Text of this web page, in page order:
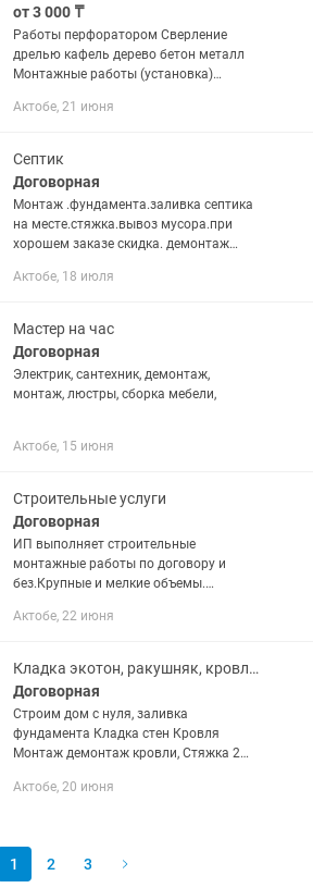
от 3 000 ₸
Работы перфоратором Сверление
дрелью кафель дерево бетон металл
Монтажные работы (установка)
Также услуг... Сантехн... Электр... Опыт
Актобе, 21 июня
Септик
Договорная
Монтаж .фундамента.заливка септика
на месте.стяжка.вывоз мусора.при
хорошем заказе скидка. демонтаж
мусора.мы можем выполнить работу с
Актобе, 18 июля
Мастер на час
Договорная
Электрик, сантехник, демонтаж,
монтаж, люстры, сборка мебели,
Актобе, 15 июня
Строительные услуги
Договорная
ИП выполняет строительные
монтажные работы по договору и
без.Крупные и мелкие объемы.
отопление, водопровод, канализации,
работы,...
Актобе, 22 июня
Кладка экотон, ракушняк, кровля крыши
Договорная
Строим дом с нуля, заливка
фундамента Кладка стен Кровля
Монтаж демонтаж кровли, Стяжка 2
штукатурка 2 000тг за кв,метр
Актобе, 20 июня
1 2 3